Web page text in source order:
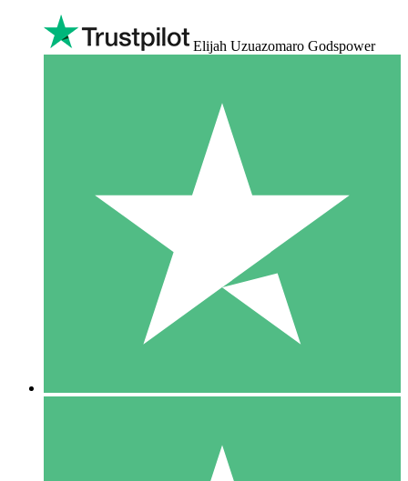
Elijah Uzuazomaro Godspower